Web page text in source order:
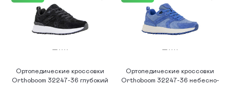
Ортопедические кроссовки
Orthoboom 32247-36 глубокий
Ортопедические кроссовки
Orthoboom 32247-36 небесно-